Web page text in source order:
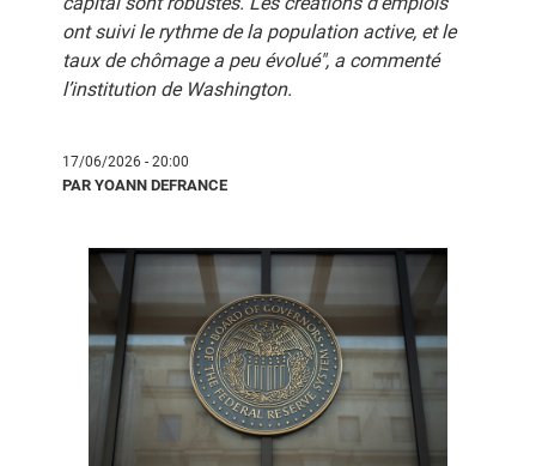
ont suivi le rythme de la population active, et le
taux de chômage a peu évolué", a commenté
l’institution de Washington.
17/06/2026 - 20:00
PAR YOANN DEFRANCE